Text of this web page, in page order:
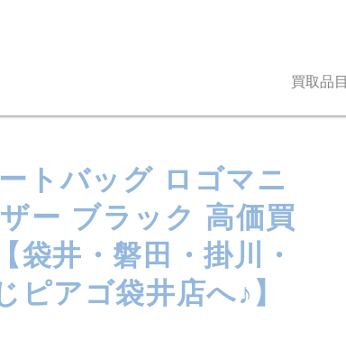
買取品目
トバッグ ロゴマニ
ー ブラック 高価買
袋井・磐田・掛川・
ピアゴ袋井店へ♪】